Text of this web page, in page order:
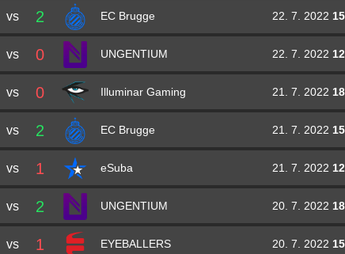
vs 2 EC Brugge 22. 7. 2022
vs 0 UNGENTIUM 22. 7. 2022
vs 0 Illuminar Gaming 21. 7. 2022
vs 2 EC Brugge 21. 7. 2022
vs 1 eSuba 21. 7. 2022
vs 2 UNGENTIUM 20. 7. 2022
vs 1 EYEBALLERS 20. 7. 2022